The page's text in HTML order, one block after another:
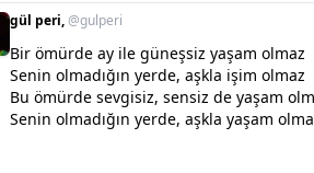
gül peri,@gulperi
Bir ömürde ay ile güneşsiz yaşam olmaz
Senin olmadığın yerde, aşkla işim olmaz
Bu ömürde sevgisiz, sensiz de yaşam
Senin olmadığın yerde, aşkla yaşam